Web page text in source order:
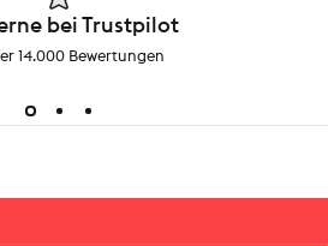
bei Trustpilot
14.000 Bewertungen